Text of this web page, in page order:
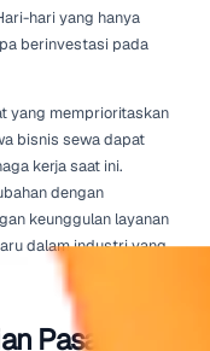
talenta secara
yang dilatih
Ini tidak hanya
menciptakan budaya
adalah penggunaan
mencari
pilihan
dapat menjangkau
mengurangi